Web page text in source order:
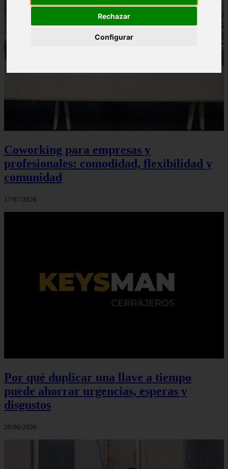
Rechazar
Configurar
Coworking para empresas y
profesionales: comodidad, flexibilidad y
comunidad
17/07/2026
Por qué duplicar una llave a tiempo
puede ahorrar urgencias, esperas y
disgustos
29/06/2026